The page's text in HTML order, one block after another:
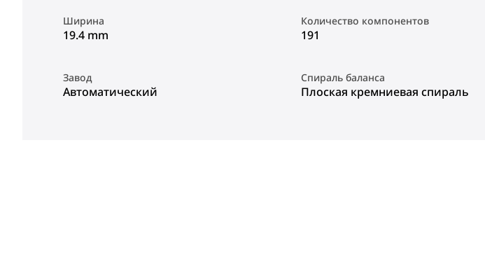
Ширина
19.4 mm
Количество компонентов
191
Завод
Автоматический
Спираль баланса
Плоская кремниевая спираль